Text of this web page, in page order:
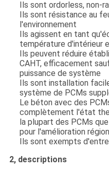
Ils sont ordorless, non-
Ils sont résistance au
l'environnement
Ils agissent en tant
température d'intérieur
Ils peuvent réduire
CAHT, efficacement
puissance de système
Ils sont installation
système de PCMs
Le béton avec des
complètement l'état
la plupart des PCMs
pour l'amélioration
Ils sont exempts
2, descriptions